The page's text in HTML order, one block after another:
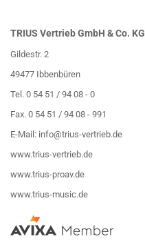
TRIUS Vertrieb GmbH & Co. KG
Gildestr. 2
49477 Ibbenbüren
Tel. 0 54 51 / 94 08 - 0
Fax. 0 54 51 / 94 08 - 991
E-Mail: info@trius-vertrieb.de
www.trius-vertrieb.de
www.trius-proav.de
www.trius-music.de